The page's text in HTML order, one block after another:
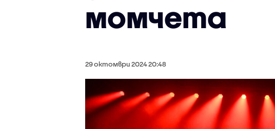
момчета
29 октомври 2024 20:48